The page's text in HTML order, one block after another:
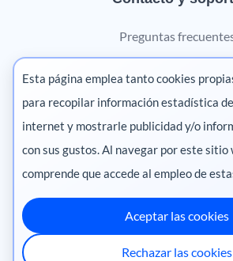
Preguntas
Marketing digital
Pharma
Esta página emplea tanto cookies
para recopilar información estadística
internet y mostrarle publicidad y/o
con sus gustos. Al navegar por este sitio
comprende que accede al empleo de
Aceptar las cookies
Rechazar las cookies